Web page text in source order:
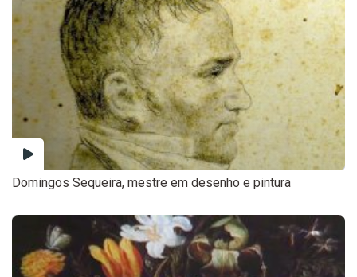
Domingos Sequeira, mestre em desenho e pintura